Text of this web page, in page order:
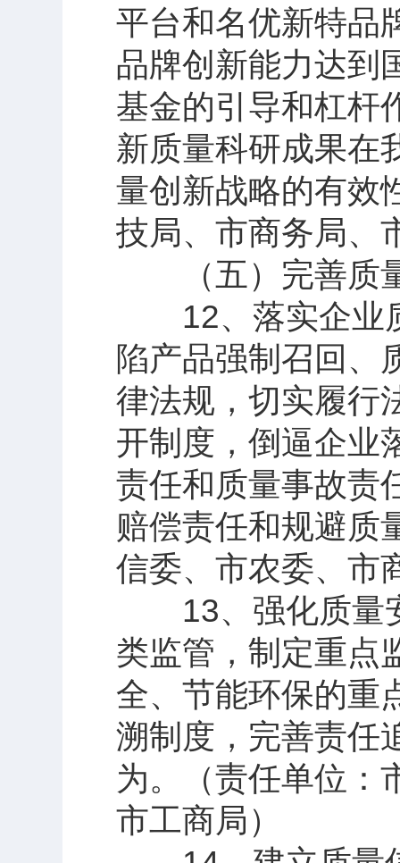
平台和名优新特品
品牌创新能力达到
基金的引导和杠杆
新质量科研成果在
量创新战略的有效
技局、市商务局、
（五）完善质
12、落实企业质
陷产品强制召回、
律法规，切实履行
开制度，倒逼企业
责任和质量事故责
赔偿责任和规避质
信委、市农委、市
13、强化质量安
类监管，制定重点
全、节能环保的重
溯制度，完善责任
为。（责任单位：
市工商局）